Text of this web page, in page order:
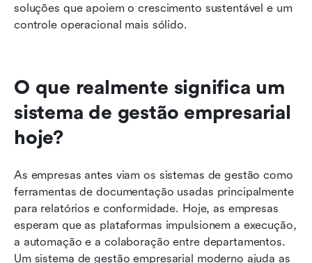
soluções que apoiem o crescimento sustentável e um
controle operacional mais sólido.
O que realmente significa um
sistema de gestão empresarial
hoje?
As empresas antes viam os sistemas de gestão como
ferramentas de documentação usadas principalmente
para relatórios e conformidade. Hoje, as empresas
esperam que as plataformas impulsionem a execução,
a automação e a colaboração entre departamentos.
Um sistema de gestão empresarial moderno ajuda as